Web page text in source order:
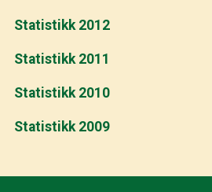
Statistikk 2012
Statistikk 2011
Statistikk 2010
Statistikk 2009